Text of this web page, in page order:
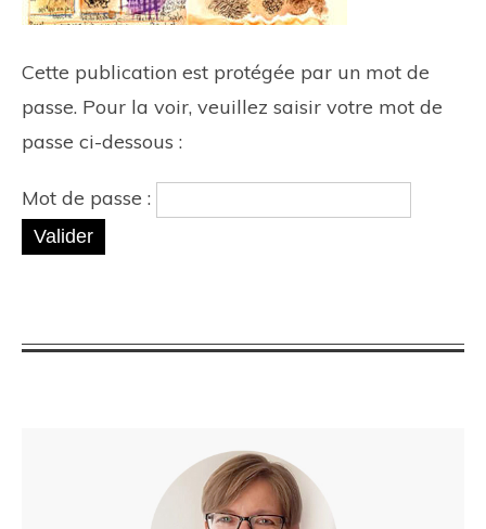
Cette publication est protégée par un mot de
passe. Pour la voir, veuillez saisir votre mot de
passe ci-dessous :
Mot de passe :